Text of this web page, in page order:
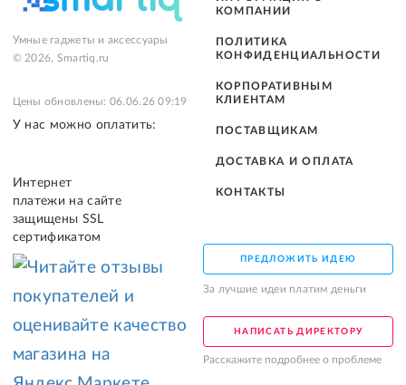
Умные гаджеты и аксессуары
© 2026, Smartiq.ru
Цены обновлены: 06.06.26 09:19
У нас можно оплатить:
Интернет
платежи на сайте
защищены SSL
сертификатом
КОМПАНИИ
ПОЛИТИКА
КОНФИДЕНЦИАЛЬНОСТИ
КОРПОРАТИВНЫМ
КЛИЕНТАМ
ПОСТАВЩИКАМ
ДОСТАВКА И ОПЛАТА
КОНТАКТЫ
ПРЕДЛОЖИТЬ ИДЕЮ
За лучшие идеи платим деньги
НАПИСАТЬ ДИРЕКТОРУ
Расскажите подробнее о проблеме